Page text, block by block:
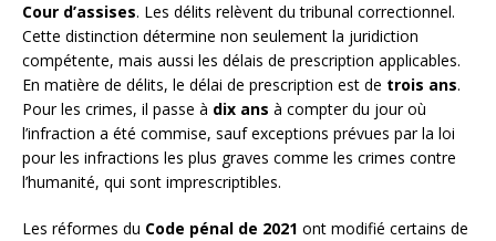
Cour d’assises. Les délits relèvent du tribunal correctionnel.
Cette distinction détermine non seulement la juridiction
compétente, mais aussi les délais de prescription applicables.
En matière de délits, le délai de prescription est de trois ans.
Pour les crimes, il passe à dix ans à compter du jour où
l’infraction a été commise, sauf exceptions prévues par la loi
pour les infractions les plus graves comme les crimes contre
l’humanité, qui sont imprescriptibles.
Les réformes du Code pénal de 2021 ont modifié certains de